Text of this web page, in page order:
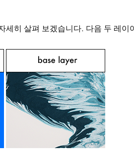
세히 살펴 보겠습니다. 다음 두 레이